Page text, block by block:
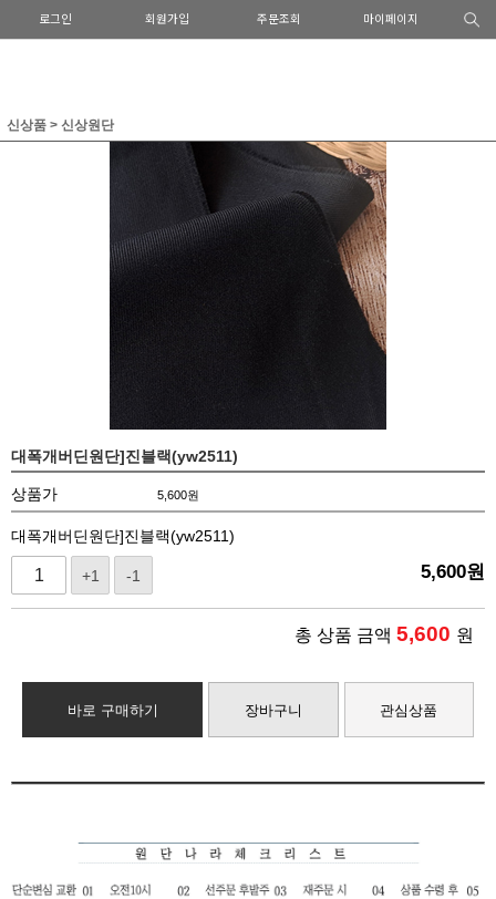
로그인 회원가입 주문조회 마이페이지
신상품 > 신상원단
대폭개버딘원단]진블랙(yw2511)
상품가 5,600원
대폭개버딘원단]진블랙(yw2511)
+1 -1 5,600원
총 상품 금액 5,600 원
바로 구매하기 장바구니 관심상품